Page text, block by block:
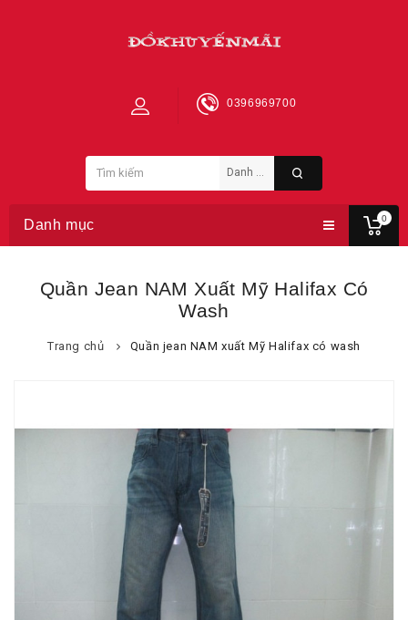
0
0396969700
Danh mục
Quần Jean NAM Xuất Mỹ Halifax Có
Wash
Trang chủ Quần jean NAM xuất Mỹ Halifax có wash